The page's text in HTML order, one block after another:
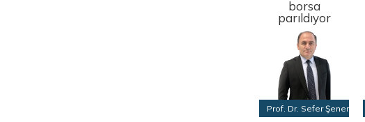
borsa
parıldıyor
Prof. Dr. Sefer Şener